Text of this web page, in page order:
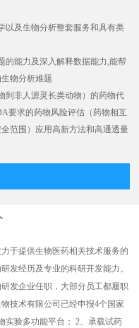
以及生物分析整套服务和具有类
的能力及深入解释数据能力,能帮
物分析难题
到非人源灵长类动物）的药物代
要求的药物风险评估（药物相互
范围）应用高新方法和高通透量
于提供生物医药相关技术服务的
发经历及专业的科研开发能力。
发企业任职，大部分员工都履职
技术有限公司已经申报4个国家
实验多功能平台； 2、承载试药